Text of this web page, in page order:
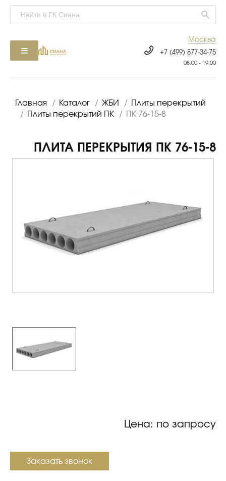
Москва
+7 (499) 877-34-75
08.00 - 19.00
Главная / Каталог / ЖБИ /
Плиты перекрытий
/
Плиты перекрытий ПК / ПК 76-15-8
ПЛИТА ПЕРЕКРЫТИЯ ПК 76-15-8
Цена: по запросу
Заказать звонок